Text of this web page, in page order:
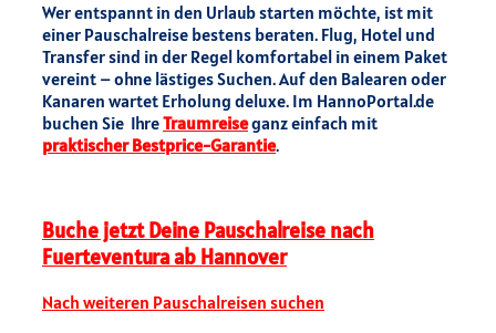
Wer entspannt in den Urlaub starten möchte, ist mit
einer Pauschalreise bestens beraten. Flug, Hotel und
Transfer sind in der Regel komfortabel in einem Paket
vereint – ohne lästiges Suchen. Auf den Balearen oder
Kanaren wartet Erholung deluxe. Im HannoPortal.de
buchen Sie IhreTraumreiseganz einfach mit
praktischer Bestprice-Garantie.
Buche jetzt Deine Pauschalreise nach
Fuerteventura ab Hannover
Nach weiteren Pauschalreisen suchen